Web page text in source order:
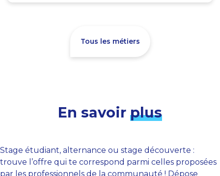
Tous les métiers
En savoir plus
Stage étudiant, alternance ou stage découverte :
trouve l’offre qui te correspond parmi celles proposées
par les professionnels de la communauté ! Dépose